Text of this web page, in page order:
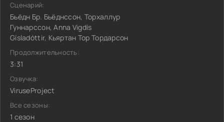
Сценарий:
Бьёдн Бр. Бьёднссон, Торхаллур
Гуннарссон, Anna Vigdís
Gísladóttir, Кьяртан Тор Тордарсон
Продолжительность:
3:31
Озвучка:
ViruseProject
Все сезоны:
1 сезон